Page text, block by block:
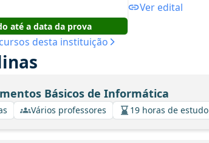
até a data da prova
desta instituição
Ver edital
Básicos de Informática
Vários professores 19 horas de estudo